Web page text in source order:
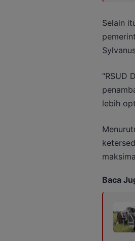
Selain
“RSUD
lebih
Baca